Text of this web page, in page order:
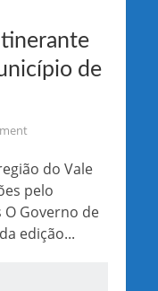
de
do Vale
pelo
Governo de
edição...